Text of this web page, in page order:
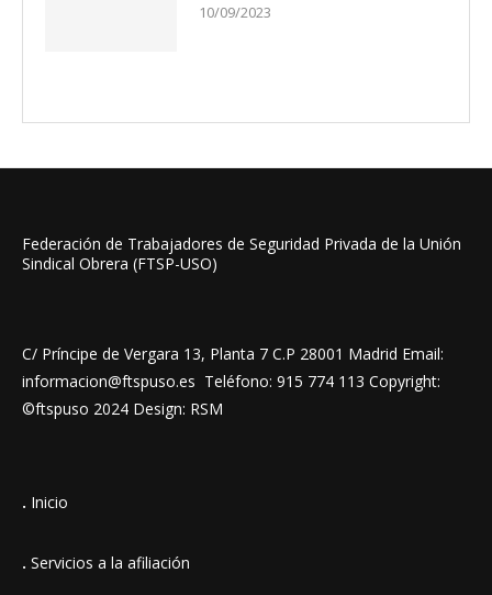
10/09/2023
Federación de Trabajadores de Seguridad Privada de la Unión
Sindical Obrera (FTSP-USO)
C/ Príncipe de Vergara 13, Planta 7 C.P 28001 Madrid Email:
informacion@ftspuso.es Teléfono: 915 774 113 Copyright:
©ftspuso 2024 Design: RSM
. Inicio
. Servicios a la afiliación